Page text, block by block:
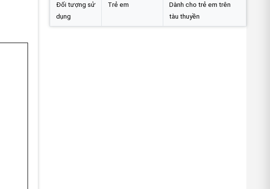
Đối tượng sử
dụng
Trẻ em
Dành cho trẻ em trên
tàu thuyền